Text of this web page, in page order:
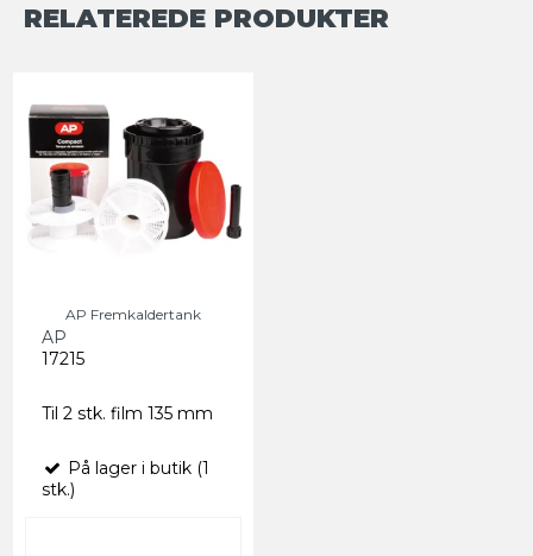
RELATEREDE PRODUKTER
AP Fremkaldertank
AP
17215
Til 2 stk. film 135 mm
På lager i butik (1
stk.)